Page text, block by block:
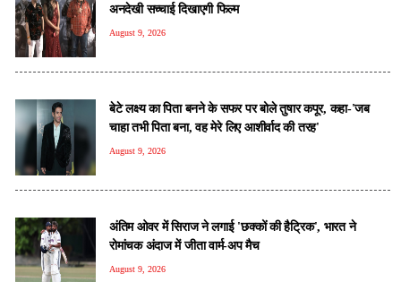
अनदेखी सच्चाई दिखाएगी फिल्म
August 9, 2026
बेटे लक्ष्य का पिता बनने के सफर पर बोले तुषार कपूर, कहा-'जब
चाहा तभी पिता बना, वह मेरे लिए आशीर्वाद की तरह'
August 9, 2026
अंतिम ओवर में सिराज ने लगाई 'छक्कों की हैट्रिक', भारत ने
रोमांचक अंदाज में जीता वार्म-अप मैच
August 9, 2026